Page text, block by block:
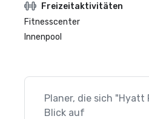
Freizeitaktivitäten
Fitnesscenter
Innenpool
Planer, die sich
Blick auf